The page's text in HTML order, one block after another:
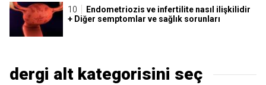
Endometriozis ve infertilite nasıl ilişkilidir
+ Diğer semptomlar ve sağlık sorunları
dergi alt kategorisini seç